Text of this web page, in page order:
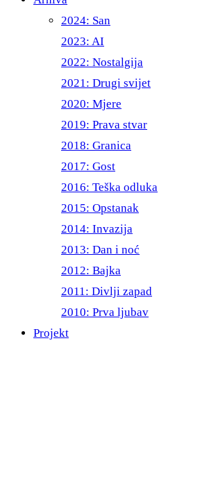
2024: San
2023: AI
2022: Nostalgija
2021: Drugi svijet
2020: Mjere
2019: Prava stvar
2018: Granica
2017: Gost
2016: Teška odluka
2015: Opstanak
2014: Invazija
2013: Dan i noć
2012: Bajka
2011: Divlji zapad
2010: Prva ljubav
Projekt